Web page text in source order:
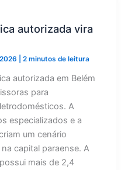
autorizada vira
2 minutos de leitura
autorizada em Belém
para
A
especializados e a
um cenário
capital paraense. A
mais de 2,4